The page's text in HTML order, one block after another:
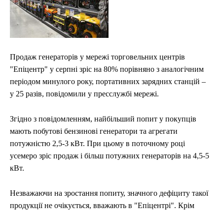
ЕКОНОМІКА СПОРТ
ЕКОНОМІКА СПОРТ
Продаж генераторів у мережі торговельних центрів
"Епіцентр" у серпні зріс на 80% порівняно з аналогічним
періодом минулого року, портативних зарядних станцій –
у 25 разів, повідомили у пресслужбі мережі.
Згідно з повідомленням, найбільший попит у покупців
мають побутові бензинові генератори та агрегати
потужністю 2,5-3 кВт. При цьому в поточному році
усемеро зріс продаж і більш потужних генераторів на 4,5-5
кВт.
Незважаючи на зростання попиту, значного дефіциту такої
продукції не очікується, вважають в "Епіцентрі". Крім